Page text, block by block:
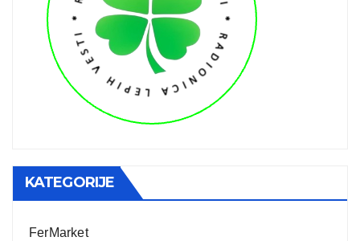
KATEGORIJE
FerMarket